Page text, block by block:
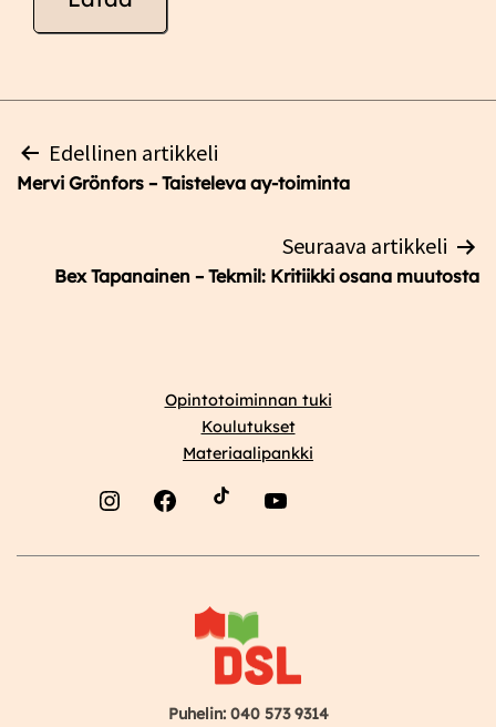
Artikkelien
selaus
Edellinen artikkeli
Mervi Grönfors – Taisteleva ay-toiminta
Seuraava artikkeli
Bex Tapanainen – Tekmil: Kritiikki osana muutosta
Opintotoiminnan tuki
Koulutukset
Materiaalipankki
Puhelin: 040 573 9314